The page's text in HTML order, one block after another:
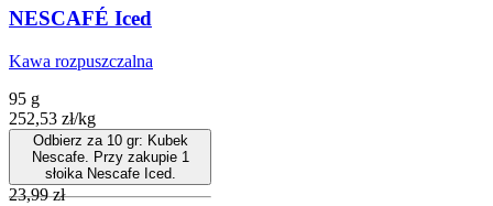
NESCAFÉ Iced
Kawa rozpuszczalna
95 g
252,53 zł/kg
Odbierz za 10 gr: Kubek
Nescafe. Przy zakupie 1
słoika Nescafe Iced.
Cena
23,99 zł